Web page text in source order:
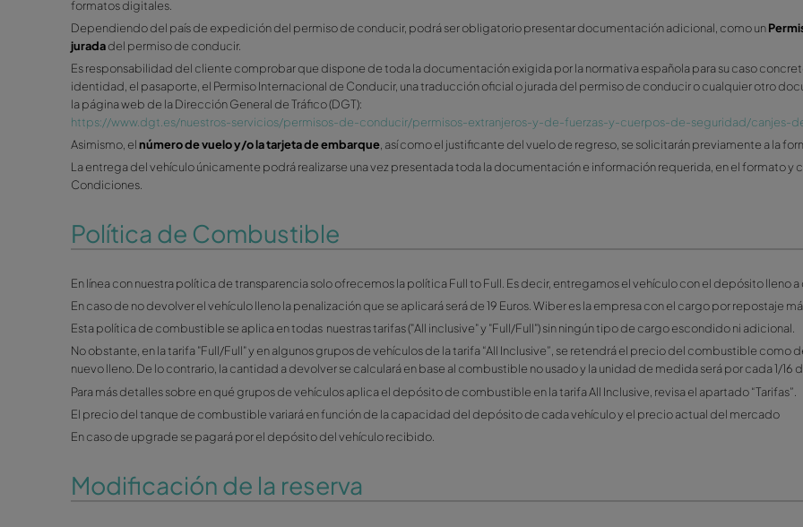
Documentación necesaria para recoger el coche
Para formalizar el contrato y recoger el vehículo, el conductor principal y cualquier conductor adicional